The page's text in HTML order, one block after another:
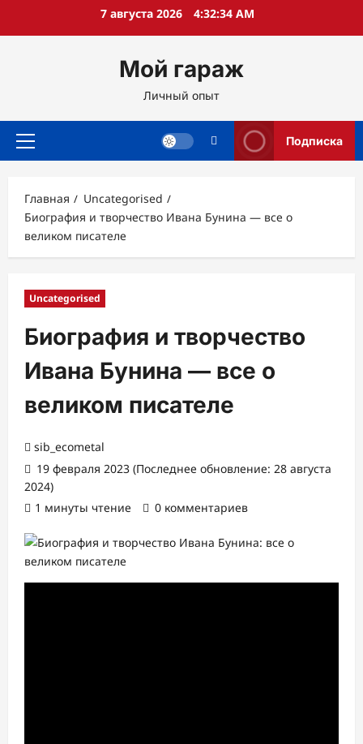
7 августа 2026 4:32:35 AM
Мой гараж
Личный опыт
Основное
Подписка
Главная
Uncategorised
Биография и творчество Ивана Бунина — все о
великом писателе
Uncategorised
Биография и творчество
Ивана Бунина — все о
великом писателе
sib_ecometal
19 февраля 2023 (Последнее обновление: 28 августа
2024)
1 минуты чтение
0 комментариев